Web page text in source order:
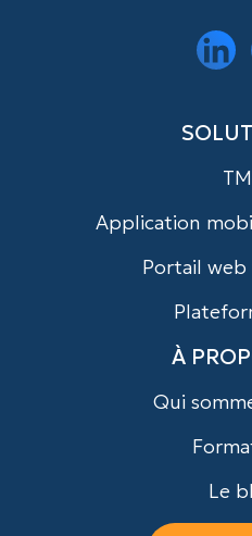
Application
Portail
À
Qui
Le